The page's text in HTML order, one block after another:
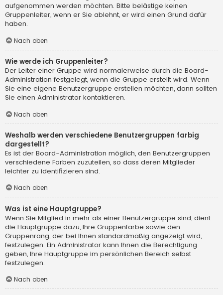
aufgenommen werden möchten. Bitte belästige keinen
Gruppenleiter, wenn er Sie ablehnt, er wird einen Grund dafür
haben.
Nach oben
Wie werde ich Gruppenleiter?
Der Leiter einer Gruppe wird normalerweise durch die Board-
Administration festgelegt, wenn die Gruppe erstellt wird. Wenn
Sie eine eigene Benutzergruppe erstellen möchten, dann sollten
Sie einen Administrator kontaktieren.
Nach oben
Weshalb werden verschiedene Benutzergruppen farbig
dargestellt?
Es ist der Board-Administration möglich, den Benutzergruppen
verschiedene Farben zuzuteilen, so dass deren Mitglieder
leichter zu identifizieren sind.
Nach oben
Was ist eine Hauptgruppe?
Wenn Sie Mitglied in mehr als einer Benutzergruppe sind, dient
die Hauptgruppe dazu, Ihre Gruppenfarbe sowie den
Gruppenrang, der bei Ihnen standardmäßig angezeigt wird,
festzulegen. Ein Administrator kann Ihnen die Berechtigung
geben, Ihre Hauptgruppe im persönlichen Bereich selbst
festzulegen.
Nach oben